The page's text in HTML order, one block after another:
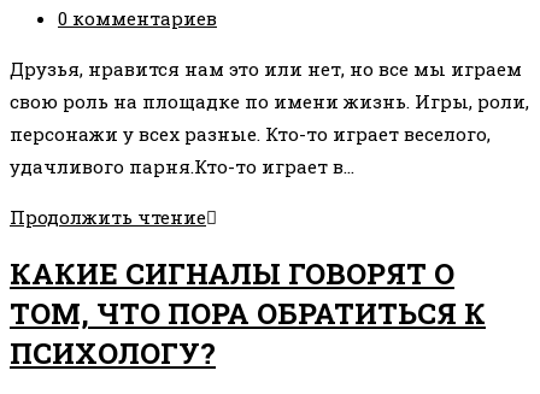
записи:
Комментарии
записи:
0 комментариев
Друзья, нравится нам это или нет, но все мы играем
свою роль на площадке по имени жизнь. Игры, роли,
персонажи у всех разные. Кто-то играет веселого,
удачливого парня.Кто-то играет в…
Продолжить чтениеВ
ИГРУ
ВЫ
ИГРАЕТЕ?
КАКИЕ СИГНАЛЫ ГОВОРЯТ О
ТОМ, ЧТО ПОРА ОБРАТИТЬСЯ К
ПСИХОЛОГУ?